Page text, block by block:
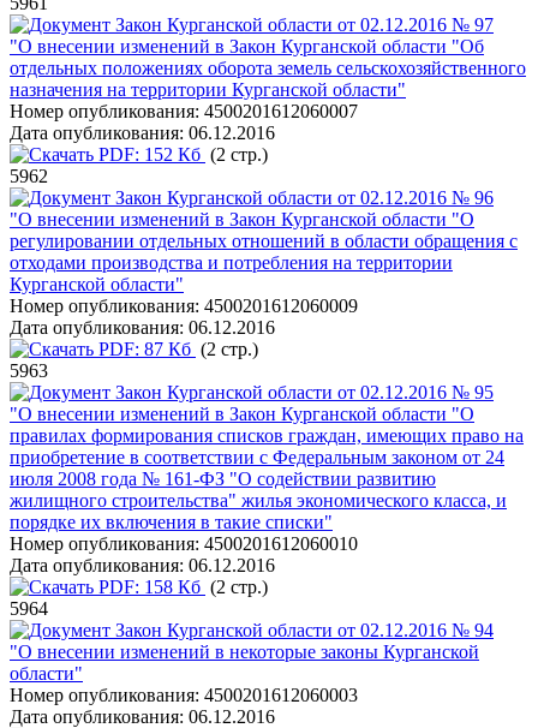
Закон Курганской области от 02.12.2016 № 97
"О внесении изменений в Закон Курганской области "Об
отдельных положениях оборота земель сельскохозяйственного
назначения на территории Курганской области"
Номер опубликования: 4500201612060007
Дата опубликования: 06.12.2016
PDF: 152 Кб (2 стр.)
5962
Закон Курганской области от 02.12.2016 № 96
"О внесении изменений в Закон Курганской области "О
регулировании отдельных отношений в области обращения с
отходами производства и потребления на территории
Курганской области"
Номер опубликования: 4500201612060009
Дата опубликования: 06.12.2016
PDF: 87 Кб (2 стр.)
5963
Закон Курганской области от 02.12.2016 № 95
"О внесении изменений в Закон Курганской области "О
правилах формирования списков граждан, имеющих право на
приобретение в соответствии с Федеральным законом от 24
июля 2008 года № 161-ФЗ "О содействии развитию
жилищного строительства" жилья экономического класса, и
порядке их включения в такие списки"
Номер опубликования: 4500201612060010
Дата опубликования: 06.12.2016
PDF: 158 Кб (2 стр.)
5964
Закон Курганской области от 02.12.2016 № 94
"О внесении изменений в некоторые законы Курганской
области"
Номер опубликования: 4500201612060003
Дата опубликования: 06.12.2016